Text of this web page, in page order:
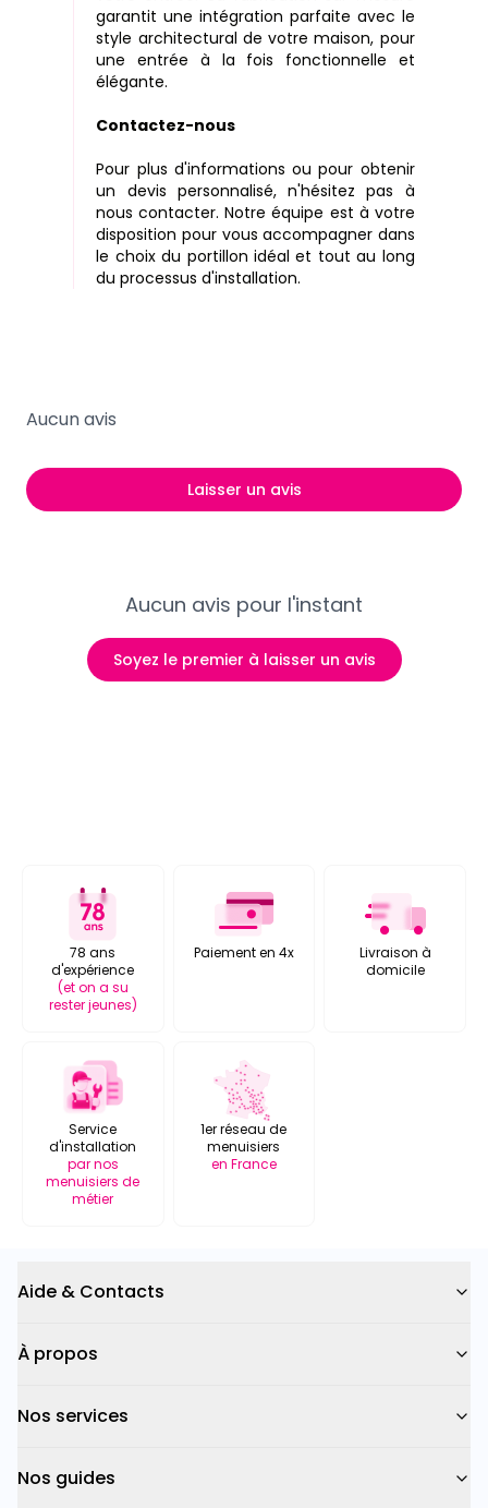
garantit une intégration parfaite avec le
style architectural de votre maison, pour
une entrée à la fois fonctionnelle et
élégante.
Contactez-nous
Pour plus d'informations ou pour obtenir
un devis personnalisé, n'hésitez pas à
nous contacter. Notre équipe est à votre
disposition pour vous accompagner dans
le choix du portillon idéal et tout au long
du processus d'installation.
Aucun avis pour l'instant
Soyez le premier à laisser un avis
Aucun avis
Laisser un avis
78 ans
d'expérience
(et on a su
rester jeunes)
Paiement en 4x
Livraison à
domicile
Service
d'installation
par nos
menuisiers de
métier
1er réseau de
menuisiers
en France
Aide & Contacts
À propos
Nos services
Nos guides